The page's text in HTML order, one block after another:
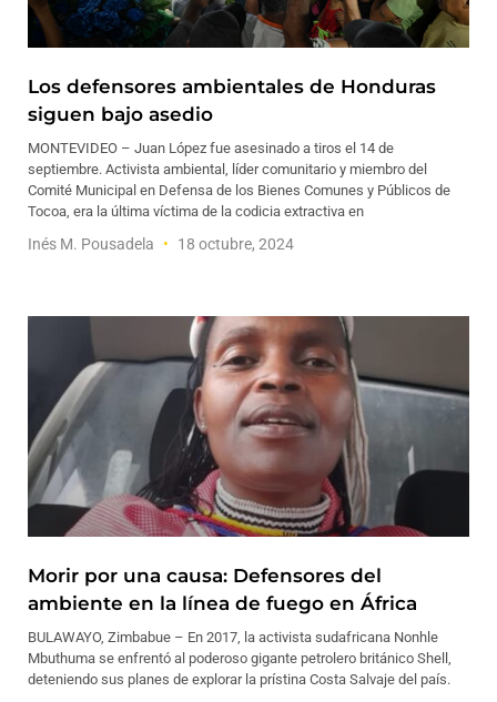
Los defensores ambientales de Honduras
siguen bajo asedio
MONTEVIDEO – Juan López fue asesinado a tiros el 14 de
septiembre. Activista ambiental, líder comunitario y miembro del
Comité Municipal en Defensa de los Bienes Comunes y Públicos de
Tocoa, era la última víctima de la codicia extractiva en
Inés M. Pousadela 18 octubre, 2024
Morir por una causa: Defensores del
ambiente en la línea de fuego en África
BULAWAYO, Zimbabue – En 2017, la activista sudafricana Nonhle
Mbuthuma se enfrentó al poderoso gigante petrolero británico Shell,
deteniendo sus planes de explorar la prístina Costa Salvaje del país.